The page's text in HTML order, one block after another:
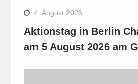
4. August 2026
Aktionstag in Berlin
am 5 August 2026 am